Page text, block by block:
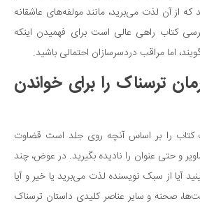
که از آن لذت می‌برید، مانند مولفه‌های عاشقانه
کتاب راهی عالی است برای فهمیدن اینکه
اما مراقب دردسرسازان احتمالی باشید.
ترسناک را برای خواندن
کتاب را بر اساس آنچه روی جلد است قضاوت
و حتی عنوان را نادیده بگیرید. در عوض، چند
آیا از سبک نویسنده لذت می‌برید یا خیر و آیا
صحنه و سایر عناصر کلیدی داستان ترسناک